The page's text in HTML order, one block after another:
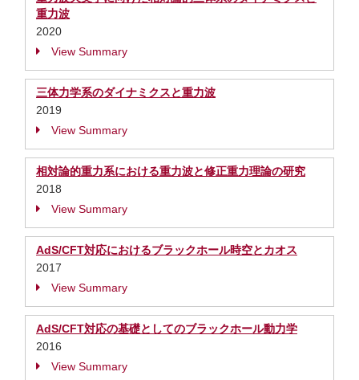
重力波
2020
View Summary
三体力学系のダイナミクスと重力波
2019
View Summary
相対論的重力系における重力波と修正重力理論の研究
2018
View Summary
AdS/CFT対応におけるブラックホール時空とカオス
2017
View Summary
AdS/CFT対応の基礎としてのブラックホール動力学
2016
View Summary